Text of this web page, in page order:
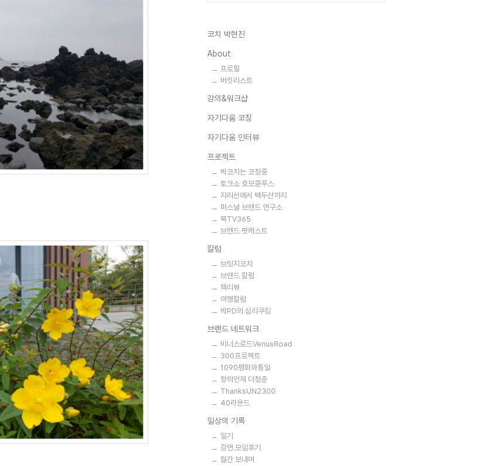
코치 박현진
About
프로필
버킷리스트
강의&워크샵
자기다움 코칭
자기다움 인터뷰
프로젝트
박코치는 코칭중
토크쇼 호모쿵푸스
지리산에서 백두산까지
퍼스널 브랜드 연구소
북TV365
브랜드 팟캐스트
칼럼
브릿지코치
브랜드 칼럼
책리뷰
여행칼럼
박PD의 심리쿠킹
브랜드 네트워크
비너스로드VenusRoad
300프로젝트
1090평화와통일
창의인재 더청춘
ThanksUN2300
40라운드
일상의 기록
일기
강연.모임후기
월간 보내며